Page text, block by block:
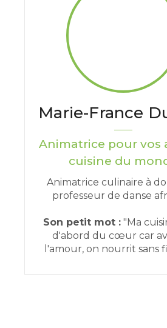
Marie-France
Animatrice pour vos
cuisine du
Animatrice culinaire à
professeur de danse
Son petit mot :"Ma
d'abord du cœur car
l'amour, on nourrit sans